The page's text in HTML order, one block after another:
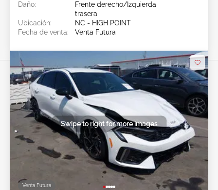
Daño:
Frente derecho/Izquierda
trasera
Ubicación:
NC - HIGH POINT
Fecha de venta:
Venta Futura
Venta Futura
Swipe to right for more images